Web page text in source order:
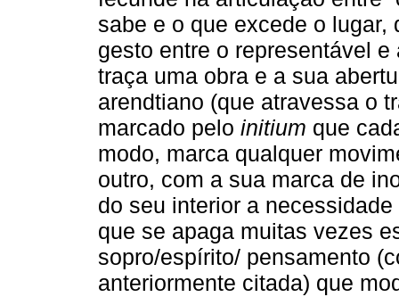
sabe e o que excede o
gesto entre o representável
traça uma obra e a sua
arendtiano (que atravessa o
marcado pelo initium que
modo, marca qualquer
outro, com a sua marca de
do seu interior a
que se apaga muitas vezes
sopro/espírito/ pensamento
anteriormente citada) que